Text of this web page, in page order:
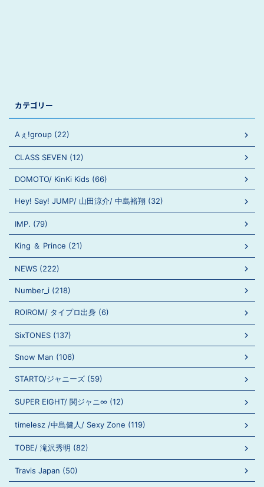
カテゴリー
Aぇ!group (22)
CLASS SEVEN (12)
DOMOTO/ KinKi Kids (66)
Hey! Say! JUMP/ 山田涼介/ 中島裕翔 (32)
IMP. (79)
King ＆ Prince (21)
NEWS (222)
Number_i (218)
ROIROM/ タイプロ出身 (6)
SixTONES (137)
Snow Man (106)
STARTO/ジャニーズ (59)
SUPER EIGHT/ 関ジャニ∞ (12)
timelesz /中島健人/ Sexy Zone (119)
TOBE/ 滝沢秀明 (82)
Travis Japan (50)